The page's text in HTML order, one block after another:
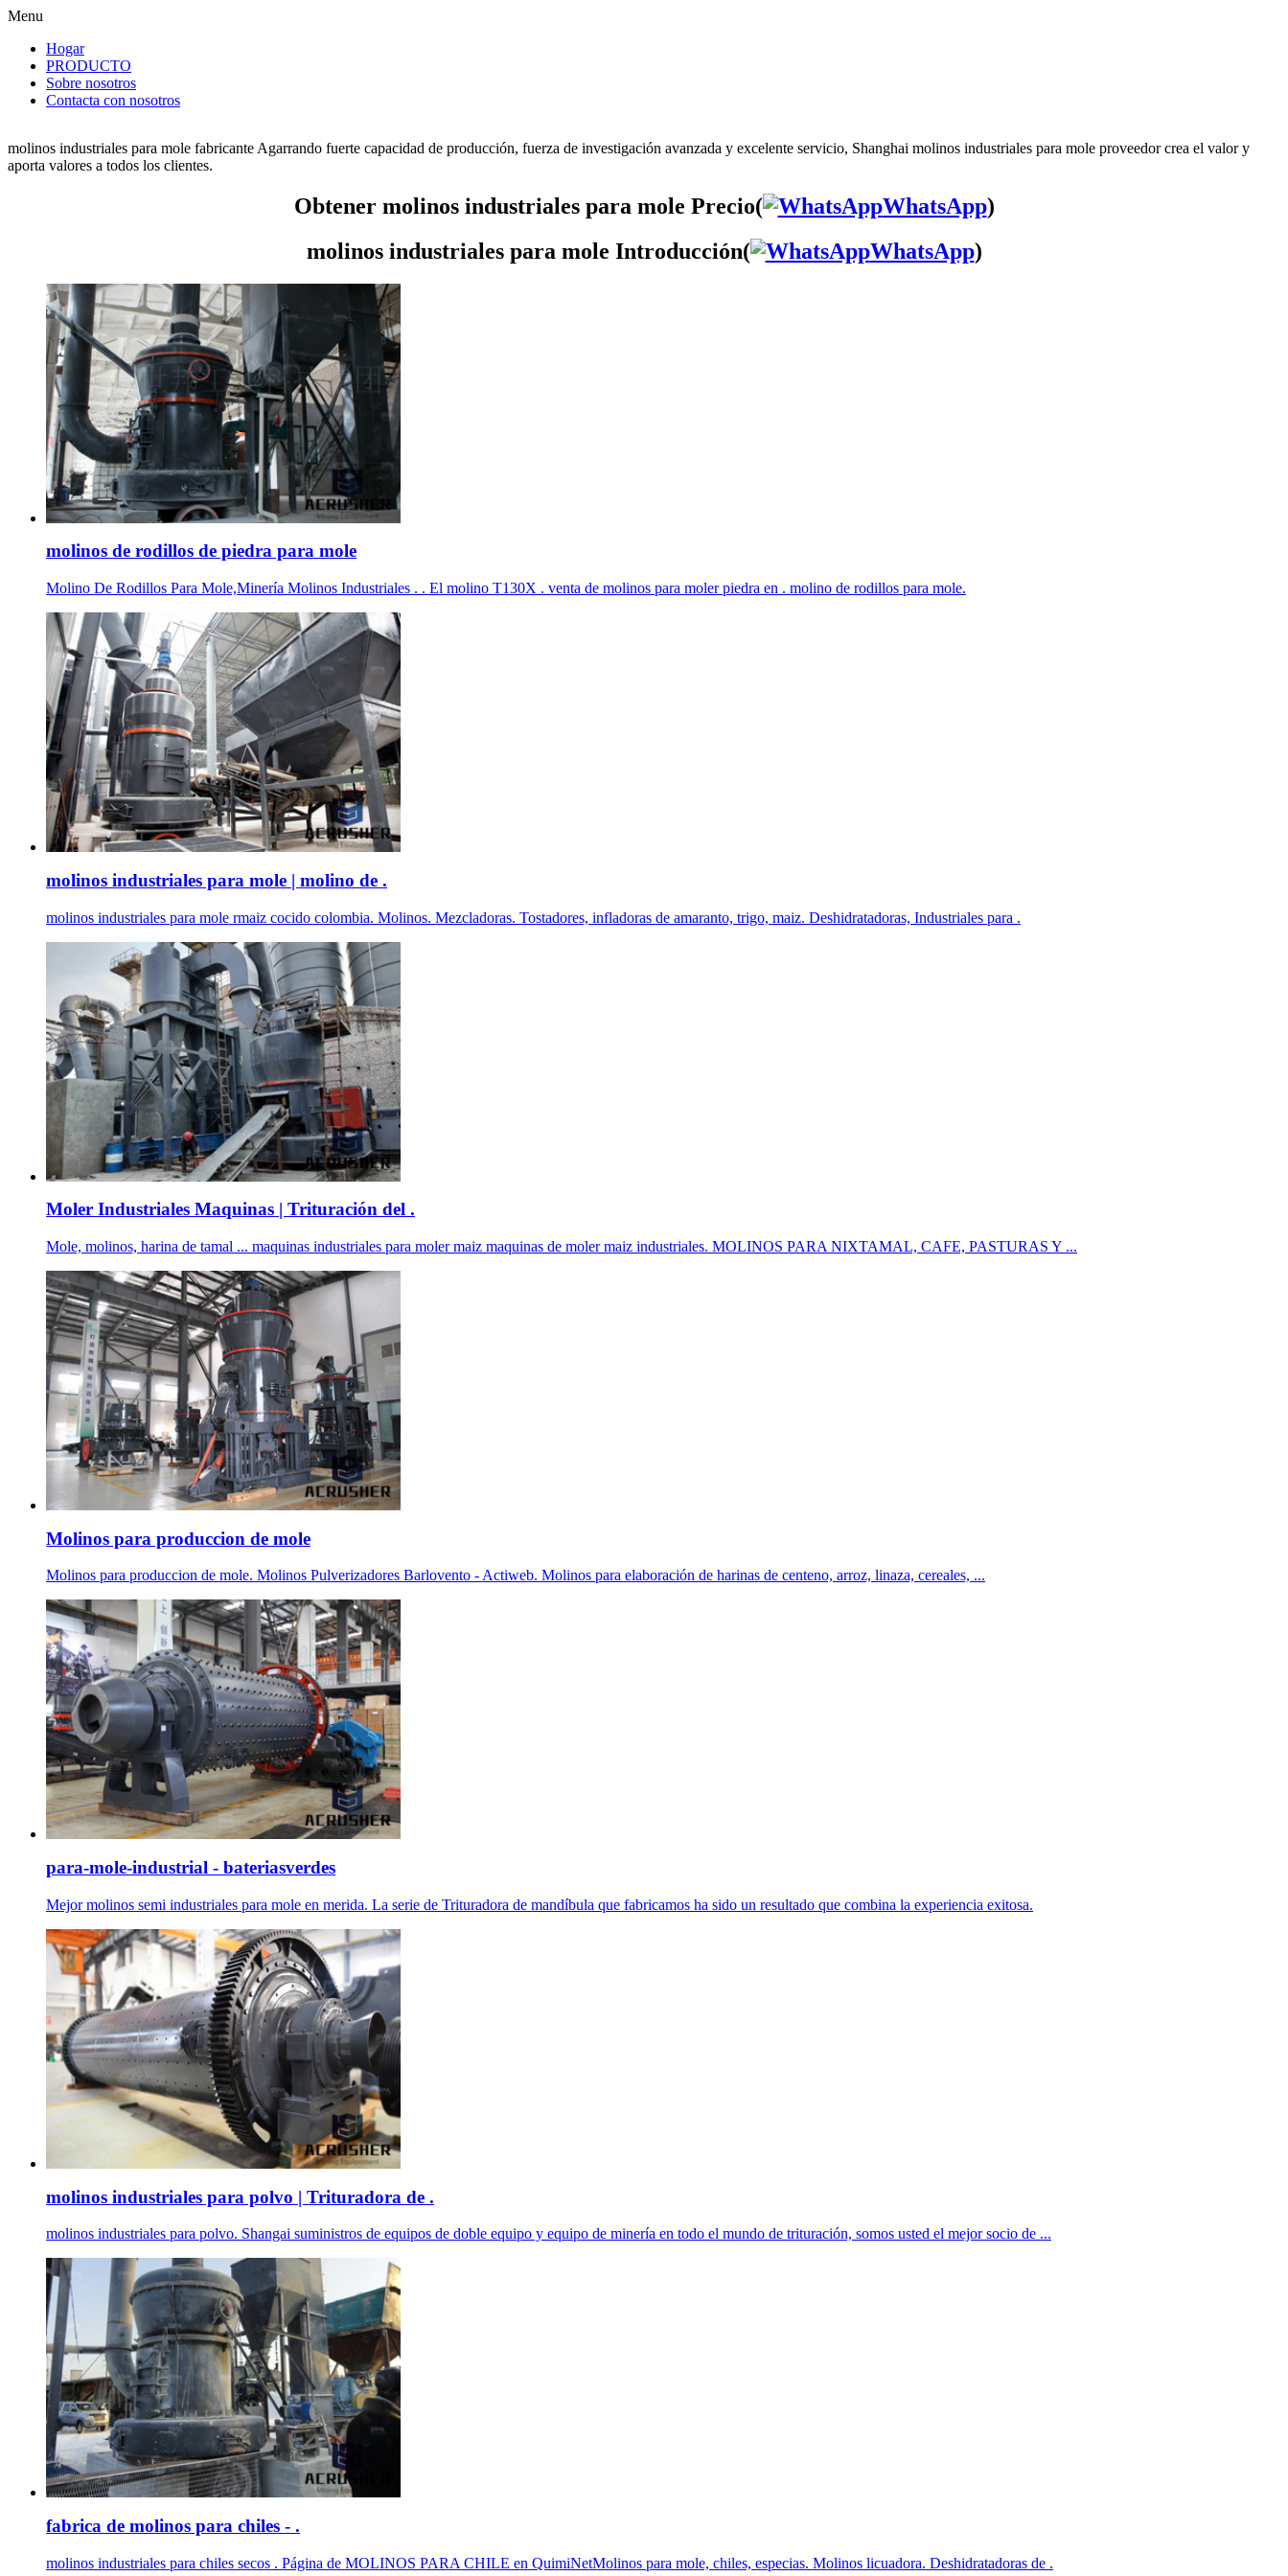
Menu
Hogar
PRODUCTO
Sobre nosotros
Contacta con nosotros
molinos industriales para mole fabricante Agarrando fuerte capacidad de producción, fuerza de investigación avanzada y excelente servicio, Shanghai molinos industriales para mole proveedor crea el valor y
aporta valores a todos los clientes.
Obtener molinos industriales para mole Precio( WhatsApp)
molinos industriales para mole Introducción(
WhatsApp)
molinos de rodillos de piedra para mole
Molino De Rodillos Para Mole,Minería Molinos Industriales . . El molino T130X . venta de molinos para moler piedra en . molino de rodillos para mole.
molinos industriales para mole | molino de .
molinos industriales para mole rmaiz cocido colombia. Molinos. Mezcladoras. Tostadores, infladoras de amaranto, trigo, maiz. Deshidratadoras, Industriales para .
Moler Industriales Maquinas | Trituración del .
Mole, molinos, harina de tamal ... maquinas industriales para moler maiz maquinas de moler maiz industriales. MOLINOS PARA NIXTAMAL, CAFE, PASTURAS Y ...
Molinos para produccion de mole
Molinos para produccion de mole. Molinos Pulverizadores Barlovento - Actiweb. Molinos para elaboración de harinas de centeno, arroz, linaza, cereales, ...
para-mole-industrial - bateriasverdes
Mejor molinos semi industriales para mole en merida. La serie de Trituradora de mandíbula que fabricamos ha sido un resultado que combina la experiencia exitosa.
molinos industriales para polvo | Trituradora de .
molinos industriales para polvo. Shangai suministros de equipos de doble equipo y equipo de minería en todo el mundo de trituración, somos usted el mejor socio de ...
fabrica de molinos para chiles - .
molinos industriales para chiles secos . Página de MOLINOS PARA CHILE en QuimiNetMolinos para mole, chiles, especias. Molinos licuadora. Deshidratadoras de .